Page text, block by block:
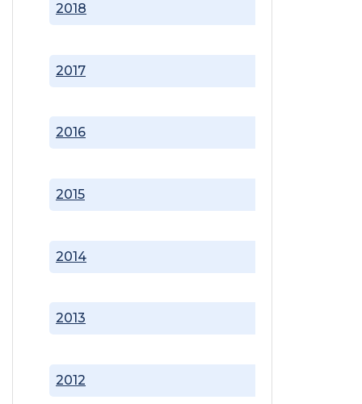
2012
2013
2014
2015
2016
2017
2018